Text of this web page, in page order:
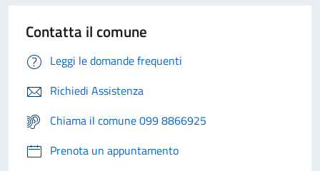
Contatta il comune
Leggi le domande frequenti
Richiedi Assistenza
Chiama il comune 099 8866925
Prenota un appuntamento